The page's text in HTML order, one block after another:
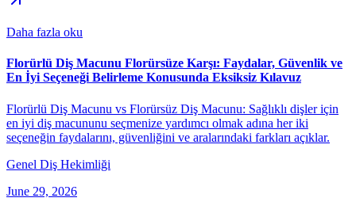
Daha fazla oku
Florürlü Diş Macunu Florürsüze Karşı: Faydalar, Güvenlik ve
En İyi Seçeneği Belirleme Konusunda Eksiksiz Kılavuz
Florürlü Diş Macunu vs Florürsüz Diş Macunu: Sağlıklı dişler için
en iyi diş macununu seçmenize yardımcı olmak adına her iki
seçeneğin faydalarını, güvenliğini ve aralarındaki farkları açıklar.
Genel Diş Hekimliği
June 29, 2026